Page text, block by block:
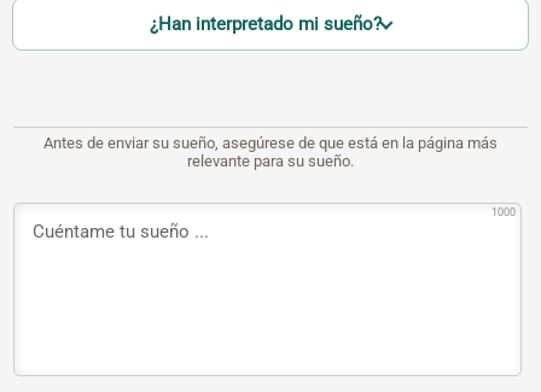
¿Han interpretado mi sueño?
Antes de enviar su sueño, asegúrese de que está en la página más
relevante para su sueño.
1000